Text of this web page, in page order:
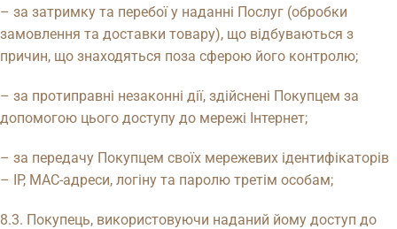
– за затримку та перебої у наданні Послуг (обробки
замовлення та доставки товару), що відбуваються з
причин, що знаходяться поза сферою його контролю;
– за протиправні незаконні дії, здійснені Покупцем за
допомогою цього доступу до мережі Інтернет;
– за передачу Покупцем своїх мережевих ідентифікаторів
– IP, MAC-адреси, логіну та паролю третім особам;
8.3. Покупець, використовуючи наданий йому доступ до